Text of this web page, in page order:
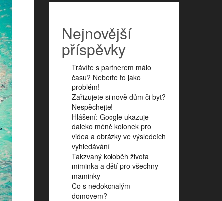
Nejnovější
příspěvky
Trávíte s partnerem málo
času? Neberte to jako
problém!
Zařizujete si nově dům či byt?
Nespěchejte!
Hlášení: Google ukazuje
daleko méně kolonek pro
videa a obrázky ve výsledcích
vyhledávání
Takzvaný koloběh života
miminka a dětí pro všechny
maminky
Co s nedokonalým
domovem?